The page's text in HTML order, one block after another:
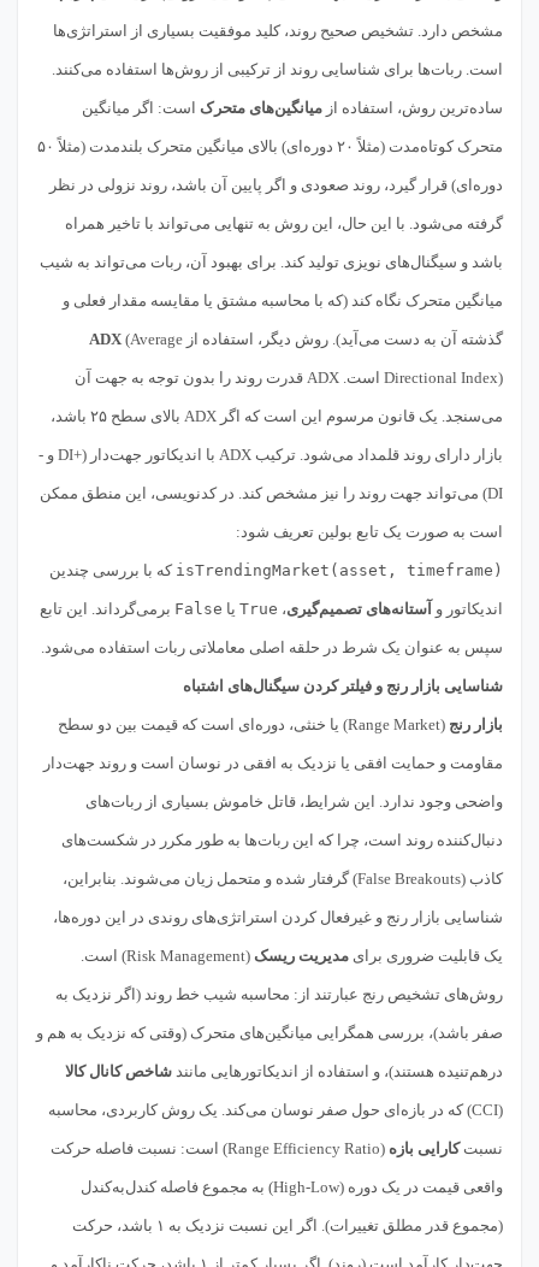
مشخص دارد. تشخیص صحیح روند، کلید موفقیت بسیاری از استراتژی‌ها
است. ربات‌ها برای شناسایی روند از ترکیبی از روش‌ها استفاده می‌کنند.
ساده‌ترین روش، استفاده از میانگین‌های متحرک است: اگر میانگین
متحرک کوتاه‌مدت (مثلاً ۲۰ دوره‌ای) بالای میانگین متحرک بلندمدت (مثلاً ۵۰
دوره‌ای) قرار گیرد، روند صعودی و اگر پایین آن باشد، روند نزولی در نظر
گرفته می‌شود. با این حال، این روش به تنهایی می‌تواند با تاخیر همراه
باشد و سیگنال‌های نویزی تولید کند. برای بهبود آن، ربات می‌تواند به شیب
میانگین متحرک نگاه کند (که با محاسبه مشتق یا مقایسه مقدار فعلی و
گذشته آن به دست می‌آید). روش دیگر، استفاده از ADX (Average
Directional Index) است. ADX قدرت روند را بدون توجه به جهت آن
می‌سنجد. یک قانون مرسوم این است که اگر ADX بالای سطح ۲۵ باشد،
بازار دارای روند قلمداد می‌شود. ترکیب ADX با اندیکاتور جهت‌دار (+DI و -
DI) می‌تواند جهت روند را نیز مشخص کند. در کدنویسی، این منطق ممکن
است به صورت یک تابع بولین تعریف شود:
isTrendingMarket(asset, timeframe) که با بررسی چندین
اندیکاتور و آستانه‌های تصمیم‌گیری، True یا False برمی‌گرداند. این تابع
سپس به عنوان یک شرط در حلقه اصلی معاملاتی ربات استفاده می‌شود.
شناسایی بازار رنج و فیلتر کردن سیگنال‌های اشتباه
بازار رنج (Range Market) یا خنثی، دوره‌ای است که قیمت بین دو سطح
مقاومت و حمایت افقی یا نزدیک به افقی در نوسان است و روند جهت‌دار
واضحی وجود ندارد. این شرایط، قاتل خاموش بسیاری از ربات‌های
دنبال‌کننده روند است، چرا که این ربات‌ها به طور مکرر در شکست‌های
کاذب (False Breakouts) گرفتار شده و متحمل زیان می‌شوند. بنابراین،
شناسایی بازار رنج و غیرفعال کردن استراتژی‌های روندی در این دوره‌ها،
یک قابلیت ضروری برای مدیریت ریسک (Risk Management) است.
روش‌های تشخیص رنج عبارتند از: محاسبه شیب خط روند (اگر نزدیک به
صفر باشد)، بررسی همگرایی میانگین‌های متحرک (وقتی که نزدیک به هم و
درهم‌تنیده هستند)، و استفاده از اندیکاتورهایی مانند شاخص کانال کالا
(CCI) که در بازه‌ای حول صفر نوسان می‌کند. یک روش کاربردی، محاسبه
نسبتکارایی بازه (Range Efficiency Ratio) است: نسبت فاصله حرکت
واقعی قیمت در یک دوره (High-Low) به مجموع فاصله کندل‌به‌کندل
(مجموع قدر مطلق تغییرات). اگر این نسبت نزدیک به ۱ باشد، حرکت